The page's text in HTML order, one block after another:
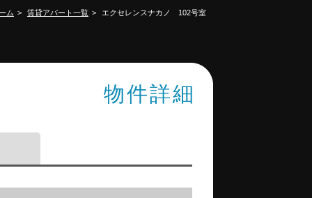
ム 賃貸アパート一覧 エクセレンスナカノ 102号室
物件詳細